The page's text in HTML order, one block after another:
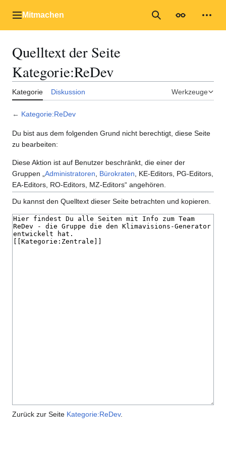
Inhalt
Hauptmenü
Mitmachen Suche
Quelltext der Seite
Kategorie:ReDev
Kategorie Diskussion Werkzeuge
← Kategorie:ReDev
Du bist aus dem folgenden Grund nicht berechtigt, diese Seite
zu bearbeiten:
Diese Aktion ist auf Benutzer beschränkt, die einer der
Gruppen „ Administratoren Bürokraten , KE-Editors, PG-Editors,
EA-Editors, RO-Editors, MZ-Editors“ angehören.
Du kannst den Quelltext dieser Seite betrachten und kopieren.
Zurück zur Seite Kategorie:ReDev.